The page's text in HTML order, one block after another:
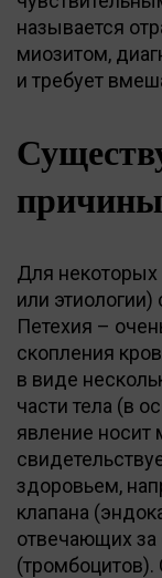
называется
миозитом,
и требует
Для некоторых
или
Петехия –
скопления
в виде
части тела (в
явление носит
здоровьем,
клапана
отвечающих за
(тромбоцитов).